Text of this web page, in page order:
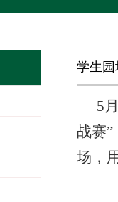
学生园
5
战赛”
场，